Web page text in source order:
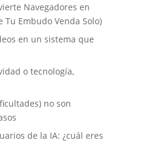
Navegadores en
Tu Embudo Venda Solo)
en un sistema que
o tecnología,
no son
de la IA: ¿cuál eres